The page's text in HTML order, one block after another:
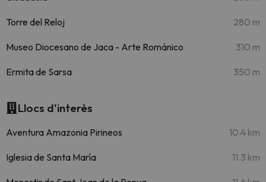
Torre del Reloj 280 m
Museo Diocesano de Jaca - Arte Románico 310 m
Ermita de Sarsa 350 m
Llocs d'interès
Aventura Amazonia Pirineos 10.4 km
Iglesia de Santa María 11.3 km